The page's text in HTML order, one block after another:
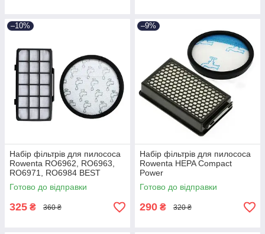
–10%
Набір фільтрів для пилососа
Rowenta RO6962, RO6963,
RO6971, RO6984 BEST
Готово до відправки
325 ₴ 360 ₴
–9%
Набір фільтрів для пилососа
Rowenta HEPA Compact
Power
RO3715/RO3759/RO3798/RO
3799 (H212) BEST
Готово до відправки
290 ₴ 320 ₴